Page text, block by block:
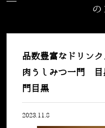
の
品数豊富なドリン
肉うしみつ一門 目
門目黒
2023.11.8